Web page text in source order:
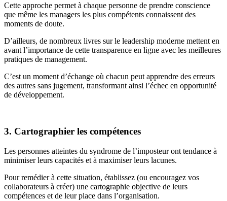
Cette approche permet à chaque personne de prendre conscience
que même les managers les plus compétents connaissent des
moments de doute.
D’ailleurs, de nombreux livres sur le leadership moderne mettent en
avant l’importance de cette transparence en ligne avec les meilleures
pratiques de management.
C’est un moment d’échange où chacun peut apprendre des erreurs
des autres sans jugement, transformant ainsi l’échec en opportunité
de développement.
3. Cartographier les compétences
Les personnes atteintes du syndrome de l’imposteur ont tendance à
minimiser leurs capacités et à maximiser leurs lacunes.
Pour remédier à cette situation, établissez (ou encouragez vos
collaborateurs à créer) une cartographie objective de leurs
compétences et de leur place dans l’organisation.